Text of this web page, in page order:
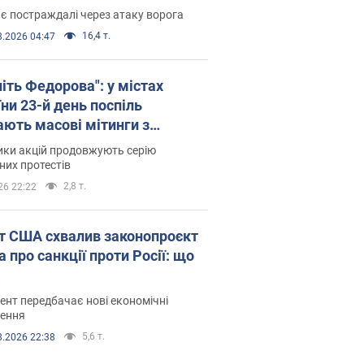
постраждалі через атаку ворога
04:47 16,4 т.
Федорова": у містах
23-й день поспіль
масові мітинги з
Фото і відео
акцій продовжують серію
протестів
22:22 2,8 т.
США схвалив законопроєкт
про санкції проти Росії: що
передбачає нові економічні
22:38 5,6 т.